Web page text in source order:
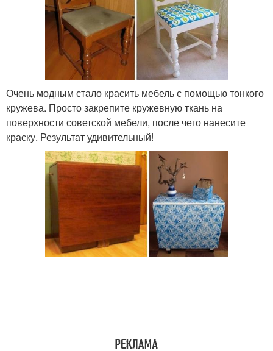
Очень модным стало красить мебель с помощью тонкого
кружева. Просто закрепите кружевную ткань на
поверхности советской мебели, после чего нанесите
краску. Результат удивительный!